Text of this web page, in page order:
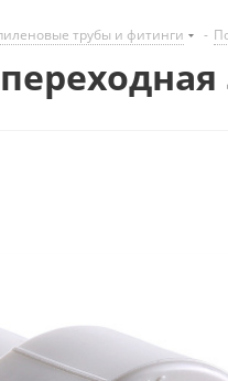
трубы и фитинги -